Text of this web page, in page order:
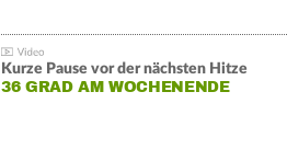
Kurze Pause vor der nächsten Hitze
36 GRAD AM WOCHENENDE